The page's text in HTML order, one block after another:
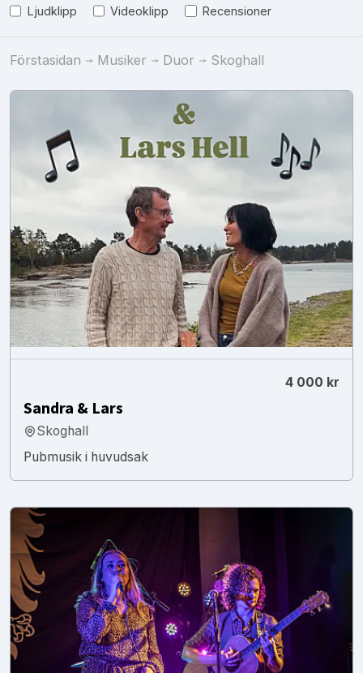
Ljudklipp Videoklipp Recensioner
Förstasidan Musiker Duor Skoghall
4 000 kr
Sandra & Lars
Skoghall
Pubmusik i huvudsak